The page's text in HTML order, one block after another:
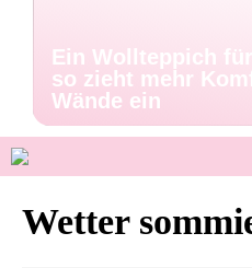
Ein Wollteppich für
so zieht mehr
Wände ein
Wetter